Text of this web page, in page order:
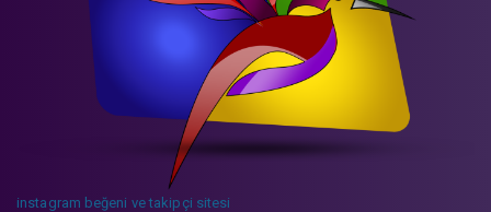
instagram beğeni ve takipçi sitesi